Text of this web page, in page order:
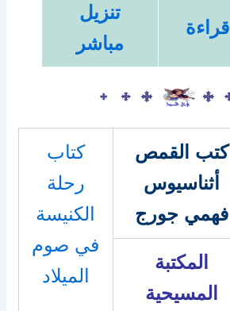
قراءة
تنزيل
مباشر
كتب القمص
أثناسيوس
فهمي جورج
كتاب
رحلة
الكنيسة
في صوم
الميلاد
المكتبة
المسيحية